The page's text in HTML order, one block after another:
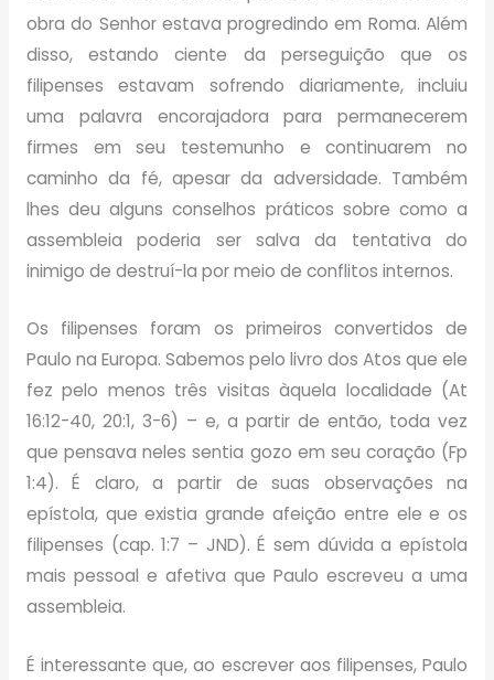
obra do Senhor estava progredindo em Roma. Além
disso, estando ciente da perseguição que os
filipenses estavam sofrendo diariamente, incluiu
uma palavra encorajadora para permanecerem
firmes em seu testemunho e continuarem no
caminho da fé, apesar da adversidade. Também
lhes deu alguns conselhos práticos sobre como a
assembleia poderia ser salva da tentativa do
inimigo de destruí-la por meio de conflitos internos.
Os filipenses foram os primeiros convertidos de
Paulo na Europa. Sabemos pelo livro dos Atos que ele
fez pelo menos três visitas àquela localidade (At
16:12-40, 20:1, 3-6) – e, a partir de então, toda vez
que pensava neles sentia gozo em seu coração (Fp
1:4). É claro, a partir de suas observações na
epístola, que existia grande afeição entre ele e os
filipenses (cap. 1:7 – JND). É sem dúvida a epístola
mais pessoal e afetiva que Paulo escreveu a uma
assembleia.
É interessante que, ao escrever aos filipenses, Paulo